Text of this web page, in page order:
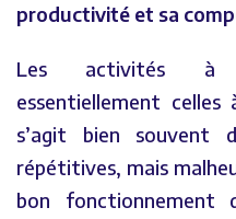
productivité et sa
Les activités à
essentiellement
s’agit bien souvent
répétitives, mais
bon fonctionnement